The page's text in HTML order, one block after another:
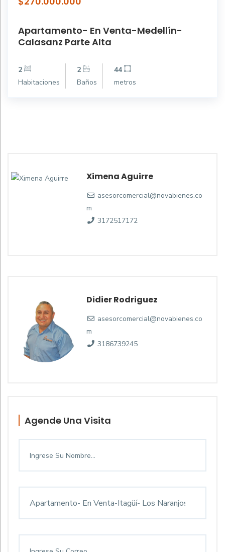
Apartamento- En Venta-Medellín-
Calasanz Parte Alta
2
Habitaciones
2
Baños
44
metros
Ximena Aguirre
asesorcomercial@novabienes.co
m
3172517172
Didier Rodriguez
asesorcomercial@novabienes.co
m
3186739245
Agende Una Visita